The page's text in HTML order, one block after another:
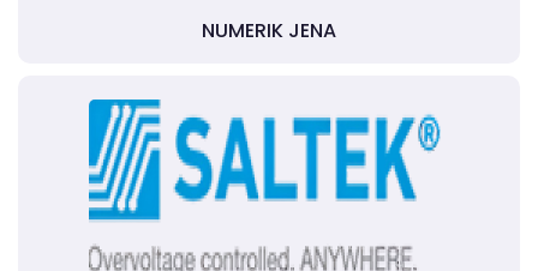
NUMERIK JENA